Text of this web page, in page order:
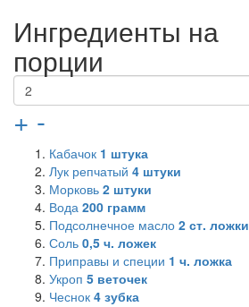
Ингредиенты на
порции
+ -
Кабачок 1 штука
Лук репчатый 4 штуки
Морковь 2 штуки
Вода 200 грамм
Подсолнечное масло 2 ст. ложки
Соль 0,5 ч. ложек
Приправы и специи 1 ч. ложка
Укроп 5 веточек
Чеснок 4 зубка